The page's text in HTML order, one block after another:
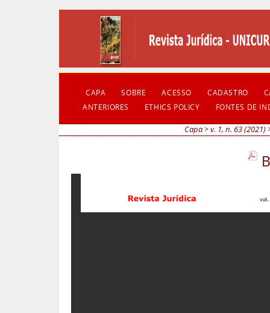
CAPA SOBRE ACESSO CADASTRO
ANTERIORES
ETHICS POLICY FONTES DE
Capa>v. 1, n. 63 (2021)